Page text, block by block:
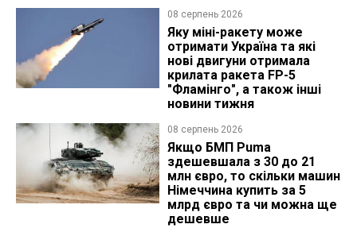
08 серпень 2026
Яку міні-ракету може
отримати Україна та які
нові двигуни отримала
крилата ракета FP-5
"Фламінго", а також інші
новини тижня
08 серпень 2026
Якщо БМП Puma
здешевшала з 30 до 21
млн євро, то скільки машин
Німеччина купить за 5
млрд євро та чи можна ще
дешевше